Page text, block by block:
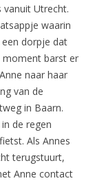
Utrecht.
waarin
een dorpje dat
moment barst er
naar haar
van de
in Baarn.
de regen
Als Annes
terugstuurt,
Anne contact